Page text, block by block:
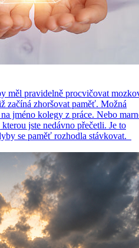
měl pravidelně procvičovat
začíná zhoršovat paměť. Možná
jméno kolegy z práce. Nebo
jste nedávno přečetli. Je to
se paměť rozhodla stávkovat.